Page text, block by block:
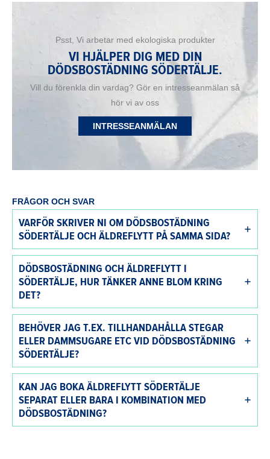
Psst, Vi arbetar med ekologiska produkter
VI HJÄLPER DIG MED DIN
DÖDSBOSTÄDNING SÖDERTÄLJE.
Vill du förenkla din vardag? Gör en intresseanmälan så
hör vi av oss
INTRESSEANMÄLAN
FRÅGOR OCH SVAR
VARFÖR SKRIVER NI OM DÖDSBOSTÄDNING
SÖDERTÄLJE OCH ÄLDREFLYTT PÅ SAMMA SIDA?
DÖDSBOSTÄDNING OCH ÄLDREFLYTT I
SÖDERTÄLJE, HUR TÄNKER ANNE BLOM KRING
DET?
BEHÖVER JAG T.EX. TILLHANDAHÅLLA STEGAR
ELLER DAMMSUGARE ETC VID DÖDSBOSTÄDNING
SÖDERTÄLJE?
KAN JAG BOKA ÄLDREFLYTT SÖDERTÄLJE
SEPARAT ELLER BARA I KOMBINATION MED
DÖDSBOSTÄDNING?